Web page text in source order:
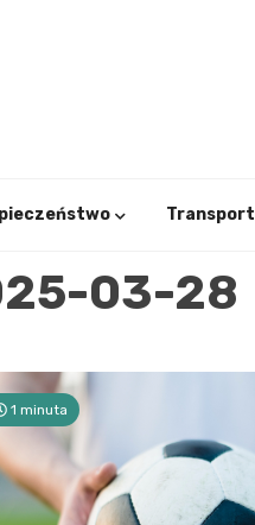
Transport
03-28
1 minuta